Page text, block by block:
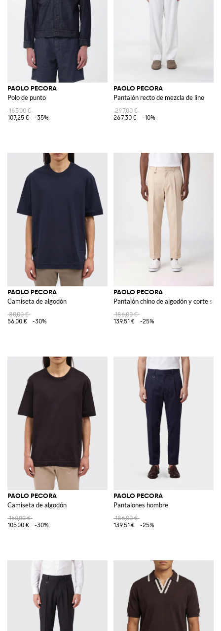
PAOLO PECORA
Polo de punto
165,00 €
107,25 €
-35%
PAOLO PECORA
Pantalón recto de mezcla de lino
297,00 €
267,30 €
-10%
PAOLO PECORA
Camiseta de algodón
80,00 €
56,00 €
-30%
PAOLO PECORA
Pantalón chino de algodón y corte
186,00 €
139,51 €
-25%
PAOLO PECORA
Camiseta de algodón
150,00 €
105,00 €
-30%
PAOLO PECORA
Pantalones hombre
186,00 €
139,51 €
-25%